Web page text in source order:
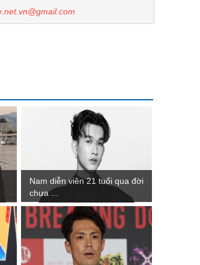
Nam diễn viên 21 tuổi qua đời
chưa ...